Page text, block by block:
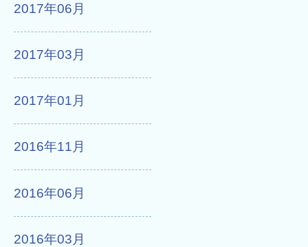
2017年06月
2017年03月
2017年01月
2016年11月
2016年06月
2016年03月